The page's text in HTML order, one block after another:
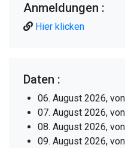
Anmeldungen :
Hier klicken
Daten :
06. August 2026,
07. August 2026,
08. August 2026,
09. August 2026,